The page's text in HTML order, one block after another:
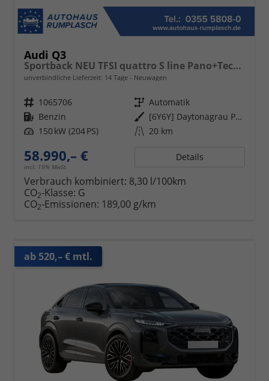
Audi Q3
Sportback NEU TFSI quattro S line Pano+TechPro+Matrix+AHK+HUD+Alu20+KlimaPlus+DCC+SONOS
unverbindliche Lieferzeit: 14 Tage Neuwagen
Fahrzeugnr. 1065706 Getriebe Automatik
Kraftstoff Benzin Außenfarbe
[6Y6Y] Daytonagrau Perleffekt
Leistung 150 kW (204 PS) Kilometerstand 20 km
58.990,– €
incl. 19% MwSt.
Details
Verbrauch kombiniert: 8,30 l/100km
CO2-Klasse: G
CO2-Emissionen: 189,00 g/km
ab 520,– € mtl.